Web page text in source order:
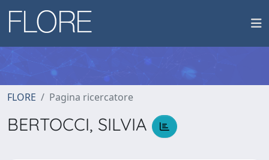
FLORE Pagina ricercatore
BERTOCCI, SILVIA